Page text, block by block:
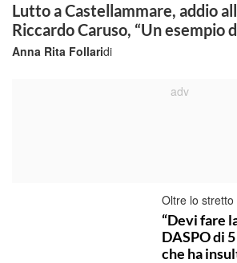
Lutto a Castellammare, addio
Riccardo Caruso, “Un esempio
di
Anna Rita Follari
Oltre lo stretto
“Devi fare
DASPO di
che ha